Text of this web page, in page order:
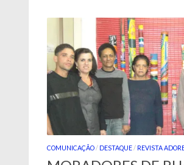
COMUNICAÇÃO/ DESTAQUE/ REVISTA